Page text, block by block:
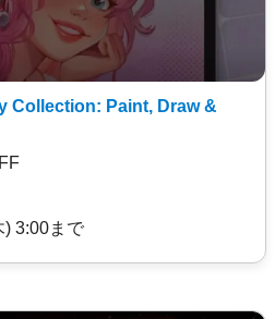
Collection: Paint, Draw &
) 3:00まで